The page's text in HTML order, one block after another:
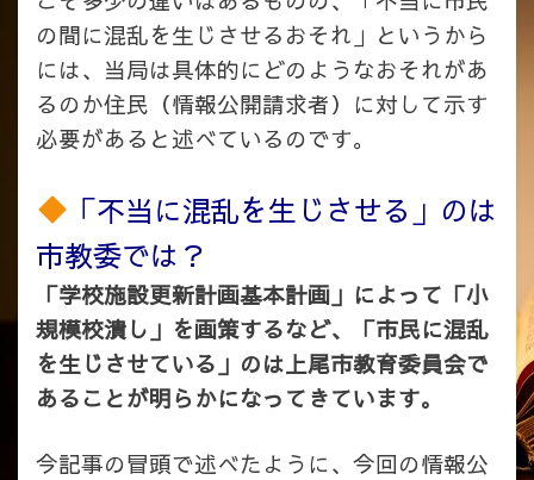
の間に混乱を生じさせるおそれ」というから
には、当局は具体的にどのようなおそれがあ
るのか住民（情報公開請求者）に対して示す
必要があると述べているのです。
「不当に混乱を生じさせる」のは
市教委では？
「学校施設更新計画基本計画」によって「小
規模校潰し」を画策するなど、「市民に混乱
を生じさせている」のは上尾市教育委員会で
あることが明らかになってきています。
今記事の冒頭で述べたように、今回の情報公